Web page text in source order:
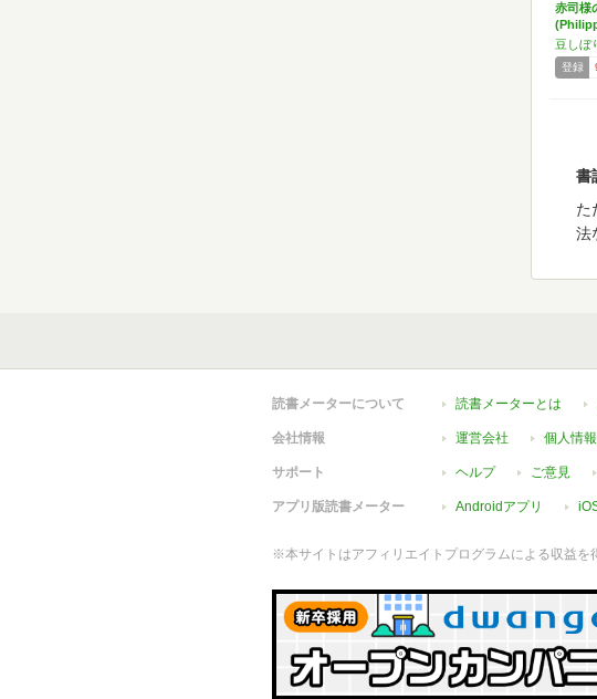
赤司様
登録
書
た
法
読書メーターについて 読書メーターとは
会社情報 運営会社 個人情
サポート ヘルプ ご意見
アプリ版読書メーター Androidアプリ
※本サイトはアフィリエイトプログラムによる収益を